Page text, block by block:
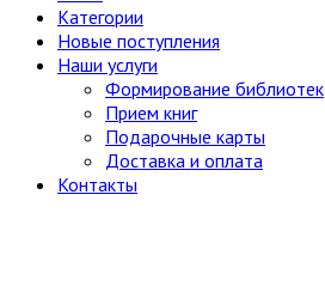
Категории
Новые поступления
Наши услуги
Формирование библиотек
Прием книг
Подарочные карты
Доставка и оплата
Контакты